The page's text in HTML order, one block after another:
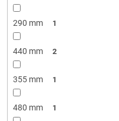
290 mm 1
440 mm 2
355 mm 1
480 mm 1